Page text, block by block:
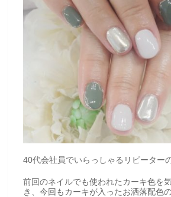
40代会社員でいらっしゃるリピーター
前回のネイルでも使われたカーキ色を
き、今回もカーキが入ったお洒落配色